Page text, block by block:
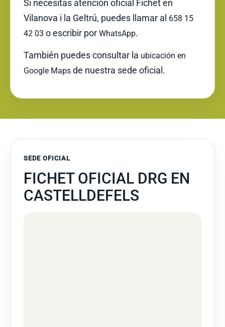
Si necesitas atención oficial Fichet en
Vilanova i la Geltrú, puedes llamar al 658 15
42 03 o escribir por WhatsApp.
También puedes consultar la ubicación en
Google Maps de nuestra sede oficial.
SEDE OFICIAL
FICHET OFICIAL DRG EN
CASTELLDEFELS